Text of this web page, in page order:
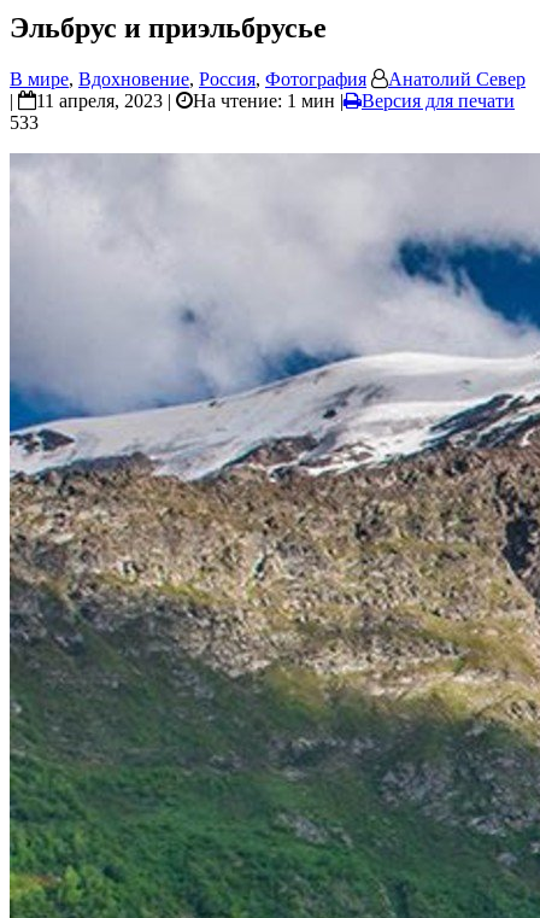
Эльбрус и приэльбрусье
В мире, Вдохновение, Россия, Фотография
Анатолий Север
|
11 апреля, 2023 | На чтение: 1 мин |
Версия для печати
533